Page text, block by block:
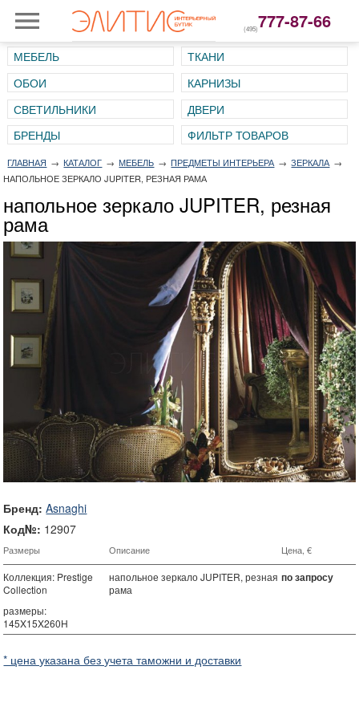
(495)777-87-66
МЕБЕЛЬ
ТКАНИ
ОБОИ
КАРНИЗЫ
СВЕТИЛЬНИКИ
ДВЕРИ
ГЛАВНАЯ → КАТАЛОГ → МЕБЕЛЬ → ПРЕДМЕТЫ ИНТЕРЬЕРА → ЗЕРКАЛА →
НАПОЛЬНОЕ ЗЕРКАЛО JUPITER, РЕЗНАЯ РАМА
напольное зеркало JUPITER, резная
рама
Бренд: Asnaghi
Код№: 12907
Размеры Описание Цена, €
Коллекция: Prestige
Collection
размеры:
145X15X260H
напольное зеркало JUPITER, резная
рама
по запросу
* цена указана без учета таможни и доставки